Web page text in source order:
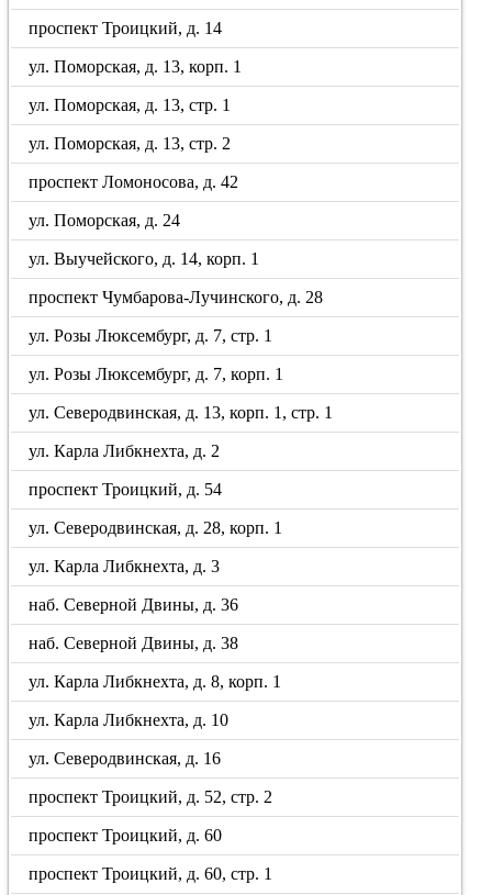
проспект Троицкий, д. 14
ул. Поморская, д. 13, корп. 1
ул. Поморская, д. 13, стр. 1
ул. Поморская, д. 13, стр. 2
проспект Ломоносова, д. 42
ул. Поморская, д. 24
ул. Выучейского, д. 14, корп. 1
проспект Чумбарова-Лучинского, д. 28
ул. Розы Люксембург, д. 7, стр. 1
ул. Розы Люксембург, д. 7, корп. 1
ул. Северодвинская, д. 13, корп. 1, стр. 1
ул. Карла Либкнехта, д. 2
проспект Троицкий, д. 54
ул. Северодвинская, д. 28, корп. 1
ул. Карла Либкнехта, д. 3
наб. Северной Двины, д. 36
наб. Северной Двины, д. 38
ул. Карла Либкнехта, д. 8, корп. 1
ул. Карла Либкнехта, д. 10
ул. Северодвинская, д. 16
проспект Троицкий, д. 52, стр. 2
проспект Троицкий, д. 60
проспект Троицкий, д. 60, стр. 1